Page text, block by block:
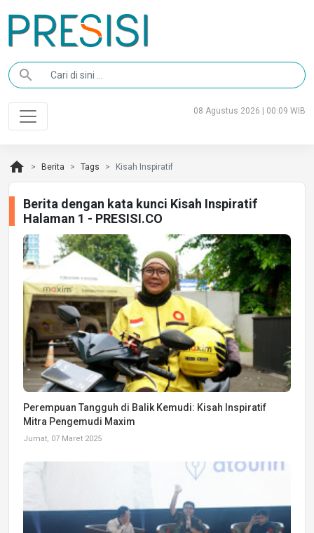
search
08 Agustus 2026 | 00:09 WIB
home Berita Tags Kisah Inspiratif
Berita dengan kata kunci Kisah Inspiratif
Halaman 1 - PRESISI.CO
Perempuan Tangguh di Balik Kemudi: Kisah Inspiratif
Mitra Pengemudi Maxim
Jumat, 07 Maret 2025